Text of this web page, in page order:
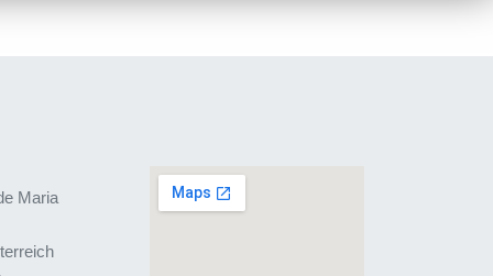
Maria